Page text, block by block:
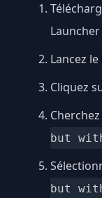
Lancez
Cliquez
but
but